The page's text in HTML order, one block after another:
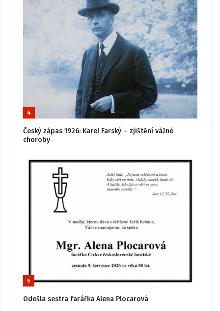
4
Český zápas 1926: Karel Farský – zjištění vážné
choroby
5
Odešla sestra farářka Alena Plocarová